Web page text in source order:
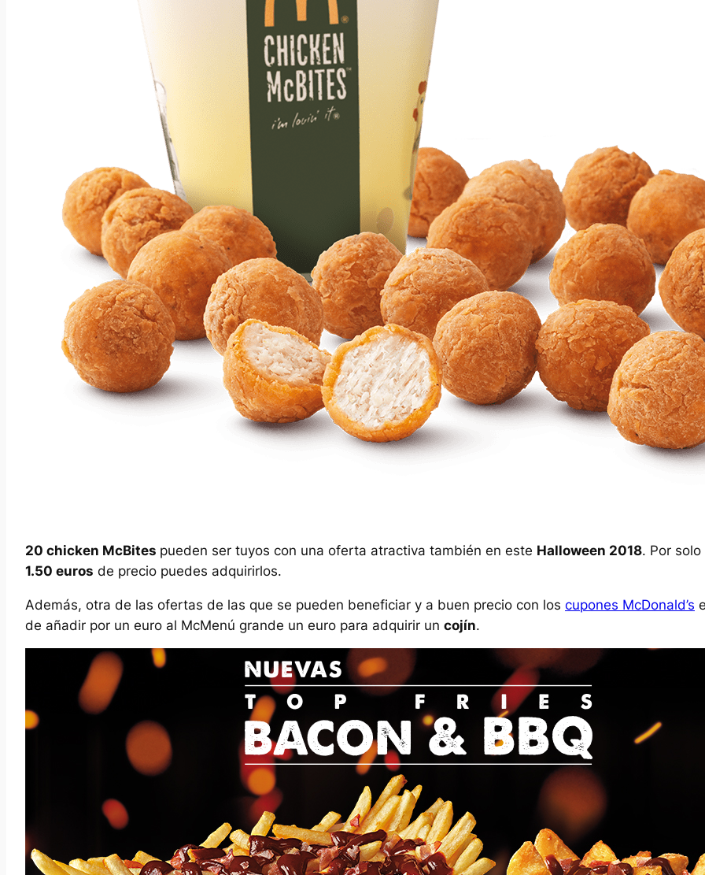
20 chicken McBites pueden ser tuyos con una oferta atractiva también en este Halloween 2018. Por solo
1.50 euros de precio puedes adquirirlos.
Además, otra de las ofertas de las que se pueden beneficiar y a buen precio con los cupones McDonald’s
de añadir por un euro al McMenú grande un euro para adquirir un cojín.